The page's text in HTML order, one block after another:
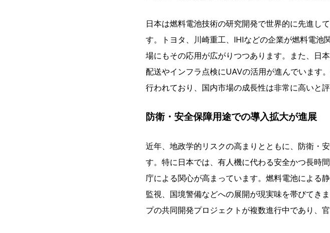
日本は燃料電池技術の研究開発で世界的に先進し
す。トヨタ、川崎重工、IHIなどの企業が燃料電
場にもその応用が広がりつつあります。また、日
配送やインフラ点検にUAVの活用が進んでいます
行われており、国内市場の成長性は非常に高いと評
防衛・安全保障用途での導入拡大が進展
近年、地政学的リスクの高まりとともに、防衛・
す。特に日本では、有人機に代わる安全かつ長時
庁による関心が高まっています。燃料電池による
監視、国境警備などへの展開が現実味を帯びてき
プの共同開発プロジェクトが複数進行中であり、